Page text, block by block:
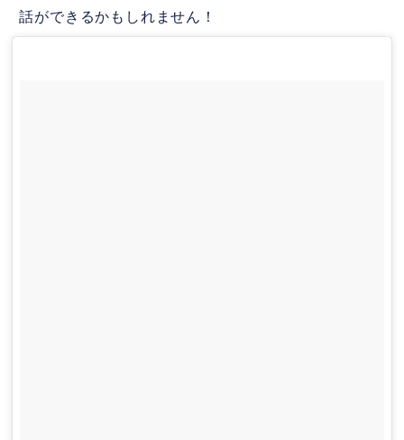
話ができるかもしれません！